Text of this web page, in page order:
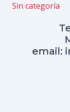
Sin categoría
email: